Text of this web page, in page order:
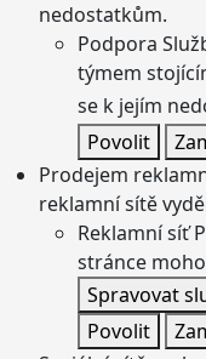
nedostatkům.
Podpora
týmem
se k jejím
Povolit
Prodejem
reklamní sítě
Reklamní síť
stránce
Spravovat
Povolit